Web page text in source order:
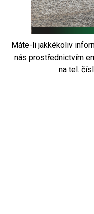
Máte-li jakkékoliv
nás prostřednictvím
na tel.